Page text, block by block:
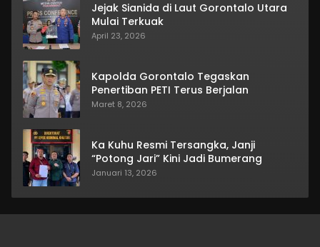
Jejak Sianida di Laut Gorontalo Utara
Mulai Terkuak
April 23, 2026
Kapolda Gorontalo Tegaskan
Penertiban PETI Terus Berjalan
Maret 8, 2026
Ka Kuhu Resmi Tersangka, Janji
“Potong Jari” Kini Jadi Bumerang
Januari 13, 2026